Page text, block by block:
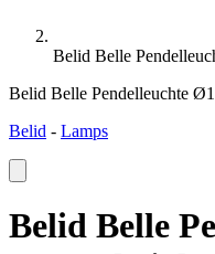
Belid Belle
Belid Belle Pendelleuchte
Belid - Lamps
Belid Belle